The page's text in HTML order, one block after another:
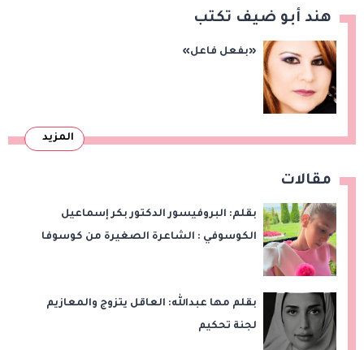
هند أبو ضيف تكتب
«بفعل فاعل»
المزيد
مقالات
بقلم: البروفيسور الدكتور بكر إسماعيل
الكوسوفي : الشاعرة الصغيرة من كوسوفا
بقلم مها عبدالله: العاقل يتزوج والمعازيم
لجنة تحكيم